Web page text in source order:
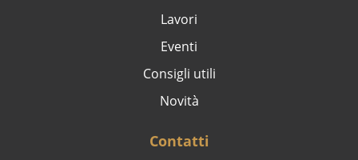
Lavori
Eventi
Consigli utili
Novità
Contatti